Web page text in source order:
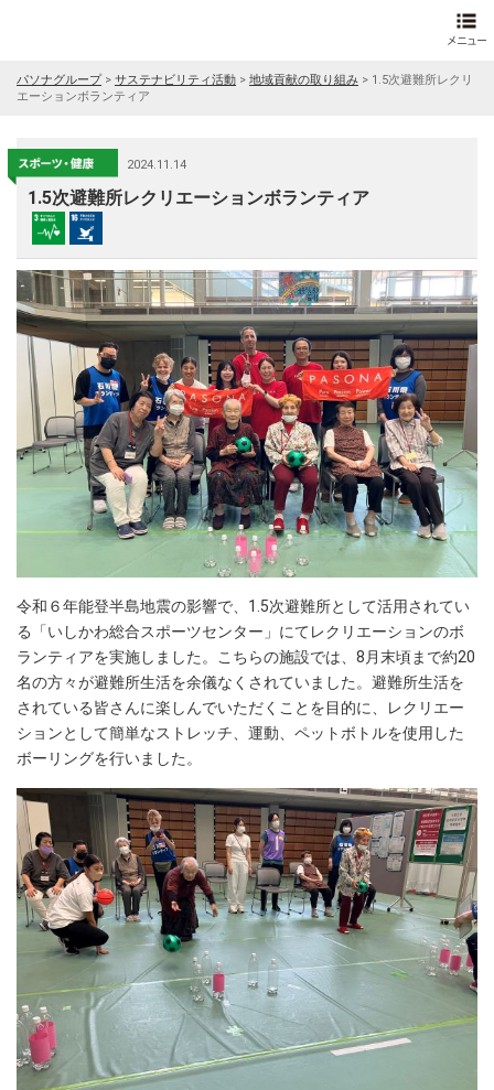
パソナグループ> サステナビリティ活動 > 地域貢献の取り組み > 1.5次避難所レクリ
エーションボランティア
2024.11.14
1.5次避難所レクリエーションボランティア
令和６年能登半島地震の影響で、1.5次避難所として活用されてい
る「いしかわ総合スポーツセンター」にてレクリエーションのボ
ランティアを実施しました。こちらの施設では、8月末頃まで約20
名の方々が避難所生活を余儀なくされていました。避難所生活を
されている皆さんに楽しんでいただくことを目的に、レクリエー
ションとして簡単なストレッチ、運動、ペットボトルを使用した
ボーリングを行いました。